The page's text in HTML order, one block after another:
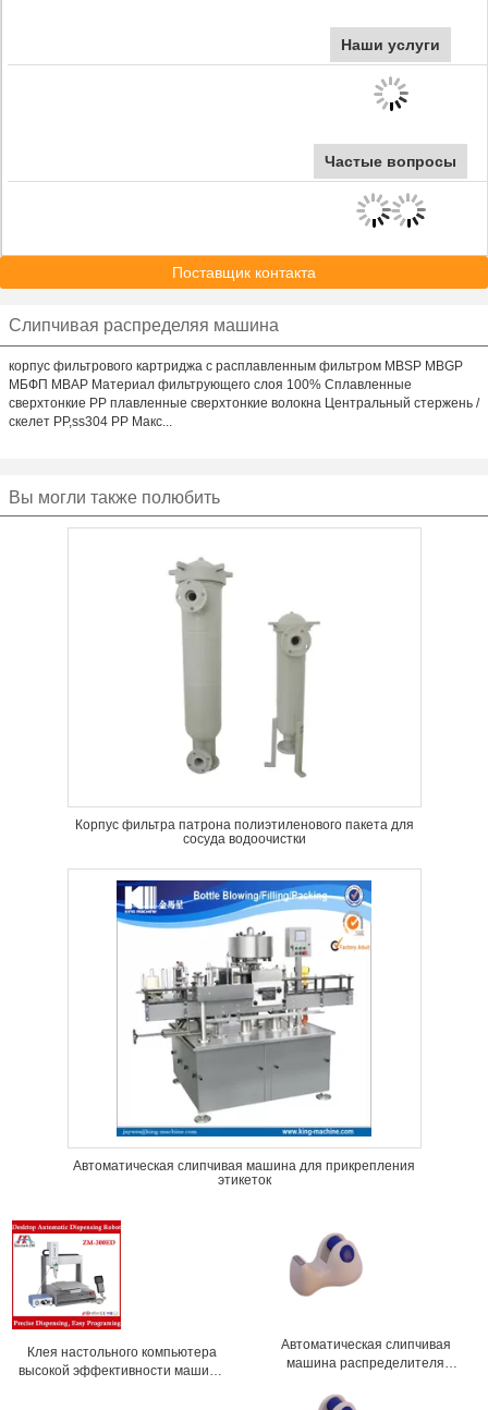
Наши услуги
Частые вопросы
Поставщик контакта
Слипчивая распределяя машина
корпус фильтрового картриджа с расплавленным фильтром MBSP MBGP
МБФП MBAP Материал фильтрующего слоя 100% Сплавленные
сверхтонкие PP плавленные сверхтонкие волокна Центральный стержень /
скелет PP,ss304 PP Макс...
Вы могли также полюбить
Корпус фильтра патрона полиэтиленового пакета для
сосуда водоочистки
Автоматическая слипчивая машина для прикрепления
этикеток
Клея настольного компьютера
высокой эффективности машина
Автоматическая слипчивая
машина распределителя
bule распределитель стола 1 до